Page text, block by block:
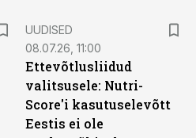
UUDISED
08.07.26, 11:00
Ettevõtlusliidud
valitsusele: Nutri-
Score'i kasutuselevõtt
Eestis ei ole